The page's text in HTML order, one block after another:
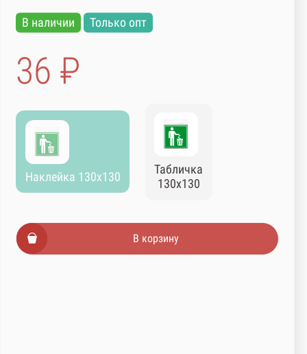
В наличии Только опт
36 ₽
Наклейка 130х130
Табличка
130х130
В корзину